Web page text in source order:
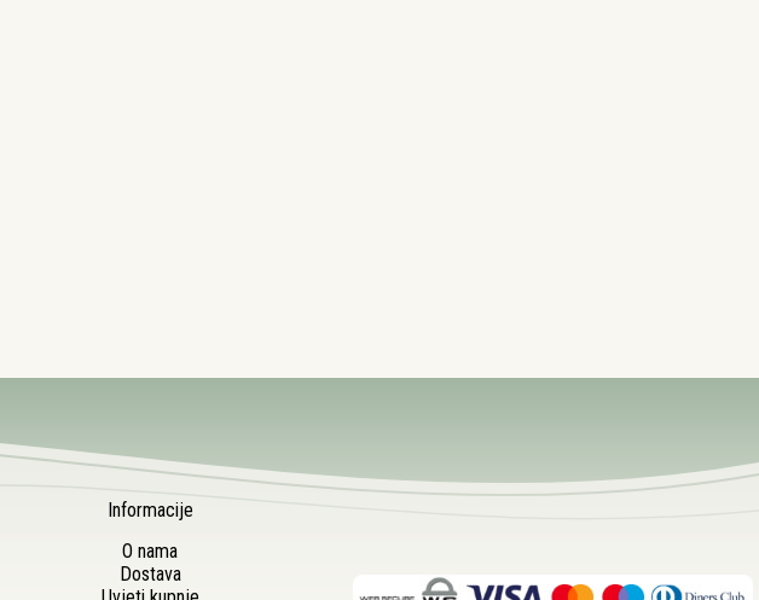
Informacije
O nama
Dostava